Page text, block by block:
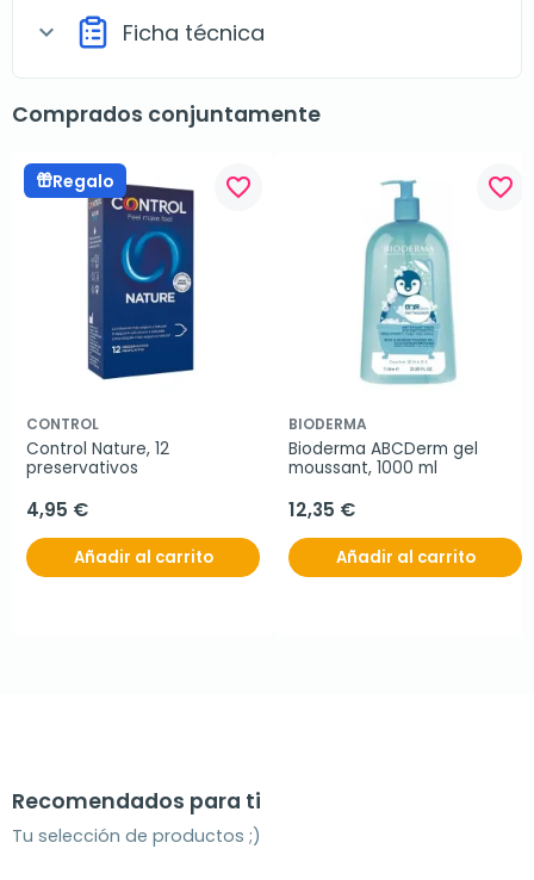
expand_more Ficha técnica
Comprados conjuntamente
Regalo favorite_border
CONTROL
Control Nature, 12
preservativos
4,95 €
Añadir al carrito
favorite_border
BIODERMA
Bioderma ABCDerm gel
moussant, 1000 ml
12,35 €
Añadir al carrito
Recomendados para ti
Tu selección de productos ;)